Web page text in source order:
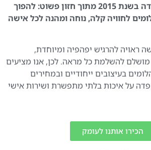
חברת Earrings נוסדה בשנת 2015 מתוך חזון פשוט: להפוך
לחוויה קלה, נוחה ומהנה לכל אישה
ראויה להרגיש יפהפיה ומיוחדת,
מושלם להשלמת כל מראה. לכן, אנו מציעים
בעיצובים ייחודיים ובמחירים
על איכות בלתי מתפשרת ושירות אישי
הכירו אותנו לעומק